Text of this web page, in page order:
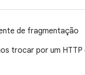
de fragmentação
trocar por um